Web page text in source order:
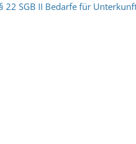
§ 22 SGB II Bedarfe für